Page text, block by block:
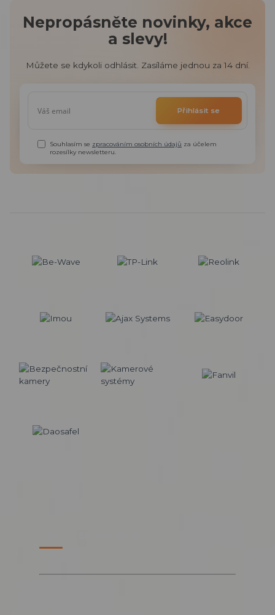
Nepropásněte novinky, akce
a slevy!
Můžete se kdykoli odhlásit. Zasíláme jednou za 14 dní.
Přihlásit se
Souhlasím se zpracováním osobních údajů za účelem
rozesílky newsletteru.